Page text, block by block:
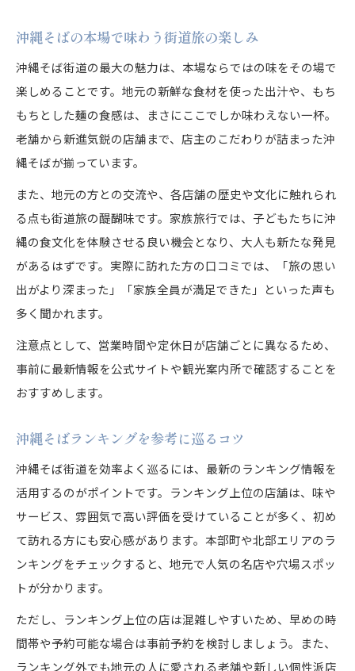
沖縄そばの本場で味わう街道旅の楽しみ
沖縄そば街道の最大の魅力は、本場ならではの味をその場で
楽しめることです。地元の新鮮な食材を使った出汁や、もち
もちとした麺の食感は、まさにここでしか味わえない一杯。
老舗から新進気鋭の店舗まで、店主のこだわりが詰まった沖
縄そばが揃っています。
また、地元の方との交流や、各店舗の歴史や文化に触れられ
る点も街道旅の醍醐味です。家族旅行では、子どもたちに沖
縄の食文化を体験させる良い機会となり、大人も新たな発見
があるはずです。実際に訪れた方の口コミでは、「旅の思い
出がより深まった」「家族全員が満足できた」といった声も
多く聞かれます。
注意点として、営業時間や定休日が店舗ごとに異なるため、
事前に最新情報を公式サイトや観光案内所で確認することを
おすすめします。
沖縄そばランキングを参考に巡るコツ
沖縄そば街道を効率よく巡るには、最新のランキング情報を
活用するのがポイントです。ランキング上位の店舗は、味や
サービス、雰囲気で高い評価を受けていることが多く、初め
て訪れる方にも安心感があります。本部町や北部エリアのラ
ンキングをチェックすると、地元で人気の名店や穴場スポッ
トが分かります。
ただし、ランキング上位の店は混雑しやすいため、早めの時
間帯や予約可能な場合は事前予約を検討しましょう。また、
ランキング外でも地元の人に愛される老舗や新しい個性派店